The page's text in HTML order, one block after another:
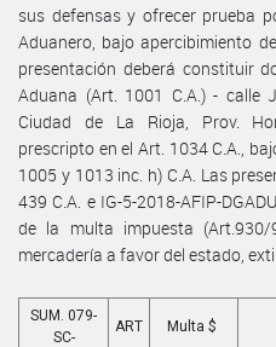
sus defensas y ofrecer prueba
Aduanero, bajo apercibimiento
presentación deberá constituir
Aduana (Art. 1001 C.A.) - calle
Ciudad de La Rioja, Prov.
prescripto en el Art. 1034 C.A.,
1005 y 1013 inc. h) C.A. Las
439 C.A. e IG-5-2018-AFIP-
de la multa impuesta
mercadería a favor del estado,
SUM. 079-
SC-
ART Multa $